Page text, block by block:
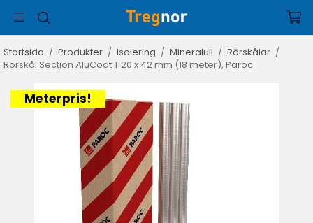
Startsida / Produkter / Isolering / Mineralull / Rörskålar /
Rörskål Section AluCoat T 20 x 42 mm (18 meter), Paroc
Meterpris!